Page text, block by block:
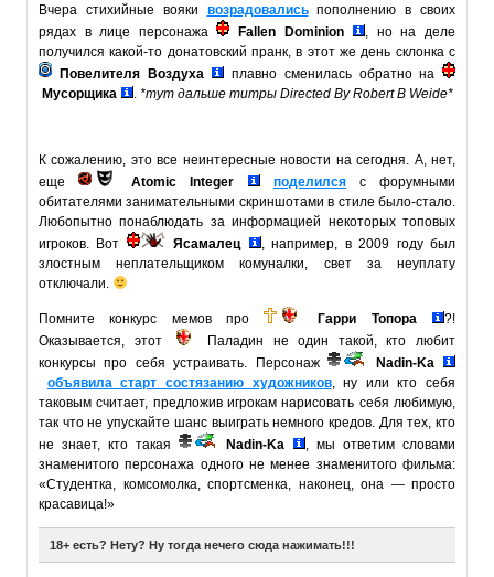
Вчера стихийные вояки возрадовалисьпополнению в своих
рядах в лице персонажа
Fallen Dominion
, но на деле
получился какой-то донатовский пранк, в этот же день склонка с
Повелителя Воздуха
плавно сменилась обратно на
Мусорщика
*тут дальше титры Directed By Robert B Weide*
К сожалению, это все неинтересные новости на сегодня. А, нет,
еще
Atomic Integer поделился с форумными
обитателями занимательными скриншотами в стиле было-стало.
Любопытно понаблюдать за информацией некоторых топовых
игроков. Вот
Ясамалец
, например, в 2009 году был
злостным неплательщиком комуналки, свет за неуплату
отключали.
Помните конкурс мемов про Гарри Топора
?!
Оказывается, этот
Паладин не один такой, кто любит
конкурсы про себя устраивать. Персонаж
Nadin-Ka
объявила старт состязанию художников, ну или кто себя
таковым считает, предложив игрокам нарисовать себя любимую,
так что не упускайте шанс выиграть немного кредов. Для тех, кто
не знает, кто такая
Nadin-Ka
, мы ответим словами
знаменитого персонажа одного не менее знаменитого фильма:
«Студентка, комсомолка, спортсменка, наконец, она — просто
красавица!»
18+ есть? Нету? Ну тогда нечего сюда нажимать!!!